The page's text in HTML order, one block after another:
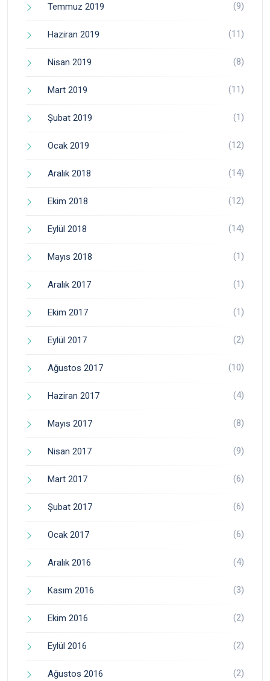
Temmuz 2019 (9)
Haziran 2019 (11)
Nisan 2019 (8)
Mart 2019 (11)
Şubat 2019 (1)
Ocak 2019 (12)
Aralık 2018 (14)
Ekim 2018 (12)
Eylül 2018 (14)
Mayıs 2018 (1)
Aralık 2017 (1)
Ekim 2017 (1)
Eylül 2017 (2)
Ağustos 2017 (10)
Haziran 2017 (4)
Mayıs 2017 (8)
Nisan 2017 (9)
Mart 2017 (6)
Şubat 2017 (6)
Ocak 2017 (6)
Aralık 2016 (4)
Kasım 2016 (3)
Ekim 2016 (2)
Eylül 2016 (2)
Ağustos 2016 (2)